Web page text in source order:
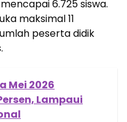
6.725 siswa.
maksimal 11
peserta didik
Mei 2026
Lampaui